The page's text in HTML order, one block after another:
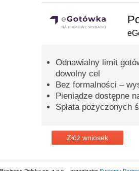
Odnawialny limit
dowolny cel
Bez formalności –
Pieniądze dostępne
Spłata pożyczonych
Złóż wniosek